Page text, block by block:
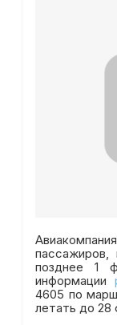
пассажиров,
позднее 1
информации
4605 по
летать до 28